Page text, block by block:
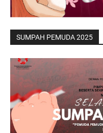
SUMPAH PEMUDA 2025